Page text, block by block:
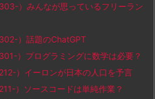
）みんなが思っているフリーラン
）話題のChatGPT
）プログラミングに数学は必要？
）イーロンが日本の人口を予言
）ソースコードは単純作業？